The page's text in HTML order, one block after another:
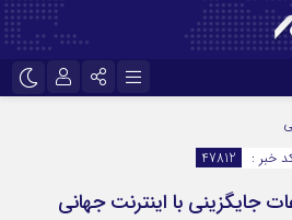
ایتا
خبر : 47812
جایگزینی با اینترنت جهانی